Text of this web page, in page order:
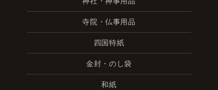
寺院・仏事用品
四国特紙
金封・のし袋
和紙